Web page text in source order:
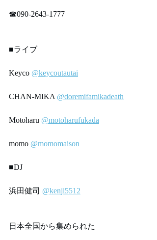
☎︎090-2643-1777
■ライブ
Keyco @keycoutautai
CHAN-MIKA @doremifamikadeath
Motoharu @motoharufukada
momo @momomaison
■DJ
浜田健司 @kenji5512
日本全国から集められた